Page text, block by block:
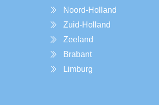
Noord-Holland
Zuid-Holland
Zeeland
Brabant
Limburg